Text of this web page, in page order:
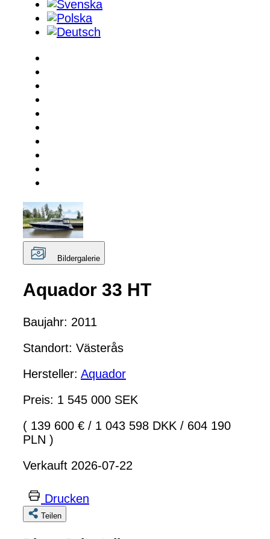
Bildergalerie
Aquador 33 HT
Baujahr: 2011
Standort: Västerås
Hersteller: Aquador
Preis: 1 545 000 SEK
( 139 600 € / 1 043 598 DKK / 604 190
PLN )
Verkauft 2026-07-22
Drucken
Teilen